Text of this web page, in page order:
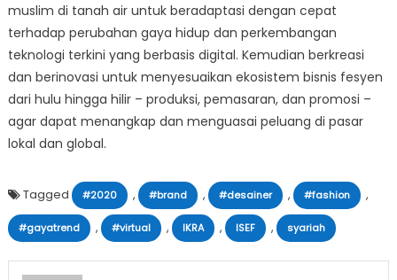
muslim di tanah air untuk beradaptasi dengan cepat
terhadap perubahan gaya hidup dan perkembangan
teknologi terkini yang berbasis digital. Kemudian berkreasi
dan berinovasi untuk menyesuaikan ekosistem bisnis fesyen
dari hulu hingga hilir – produksi, pemasaran, dan promosi –
agar dapat menangkap dan menguasai peluang di pasar
lokal dan global.
Tagged #2020 , #brand , #desainer , #fashion ,
#gayatrend , #virtual , IKRA , ISEF , syariah